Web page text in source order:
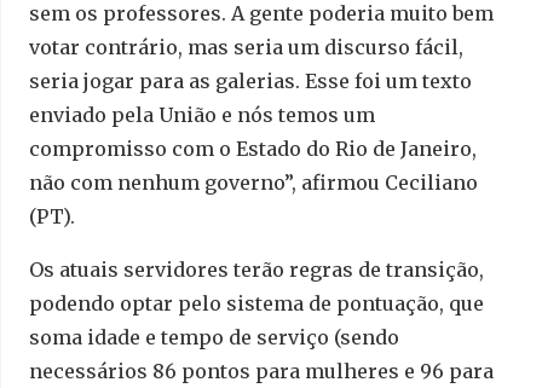
sem os professores. A gente poderia muito bem
votar contrário, mas seria um discurso fácil,
seria jogar para as galerias. Esse foi um texto
enviado pela União e nós temos um
compromisso com o Estado do Rio de Janeiro,
não com nenhum governo”, afirmou Ceciliano
(PT).
Os atuais servidores terão regras de transição,
podendo optar pelo sistema de pontuação, que
soma idade e tempo de serviço (sendo
necessários 86 pontos para mulheres e 96 para